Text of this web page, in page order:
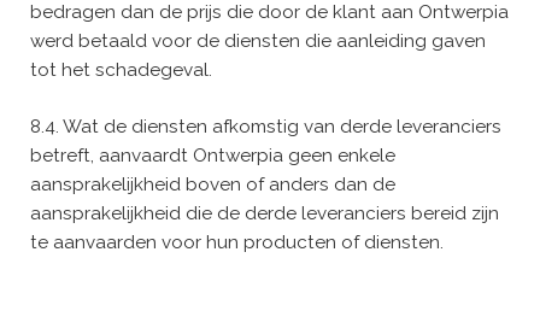
bedragen dan de prijs die door de klant aan Ontwerpia
werd betaald voor de diensten die aanleiding gaven
tot het schadegeval.
8.4. Wat de diensten afkomstig van derde leveranciers
betreft, aanvaardt Ontwerpia geen enkele
aansprakelijkheid boven of anders dan de
aansprakelijkheid die de derde leveranciers bereid zijn
te aanvaarden voor hun producten of diensten.